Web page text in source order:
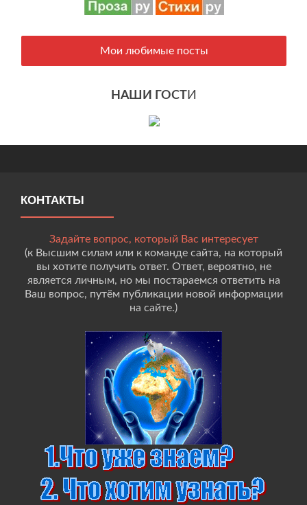
Мои любимые посты
НАШИ ГОСТИ
КОНТАКТЫ
Задайте вопрос, который Вас интересует
(к Высшим силам или к команде сайта, на который
вы хотите получить ответ. Ответ, вероятно, не
является личным, но мы постараемся ответить на
Ваш вопрос, путём публикации новой информации
на сайте.)